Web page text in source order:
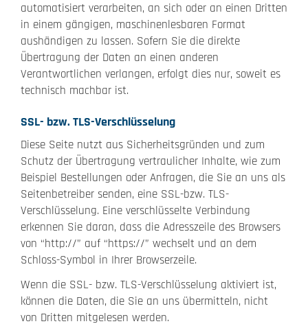
automatisiert verarbeiten, an sich oder an einen Dritten
in einem gängigen, maschinenlesbaren Format
aushändigen zu lassen. Sofern Sie die direkte
Übertragung der Daten an einen anderen
Verantwortlichen verlangen, erfolgt dies nur, soweit es
technisch machbar ist.
SSL- bzw. TLS-Verschlüsselung
Diese Seite nutzt aus Sicherheitsgründen und zum
Schutz der Übertragung vertraulicher Inhalte, wie zum
Beispiel Bestellungen oder Anfragen, die Sie an uns als
Seitenbetreiber senden, eine SSL-bzw. TLS-
Verschlüsselung. Eine verschlüsselte Verbindung
erkennen Sie daran, dass die Adresszeile des Browsers
von “http://” auf “https://” wechselt und an dem
Schloss-Symbol in Ihrer Browserzeile.
Wenn die SSL- bzw. TLS-Verschlüsselung aktiviert ist,
können die Daten, die Sie an uns übermitteln, nicht
von Dritten mitgelesen werden.